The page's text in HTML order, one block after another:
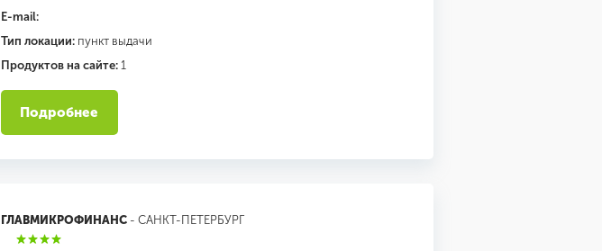
E-mail:
Тип локации: пункт выдачи
Продуктов на сайте: 1
Подробнее
ГЛАВМИКРОФИНАНС- САНКТ-ПЕТЕРБУРГ